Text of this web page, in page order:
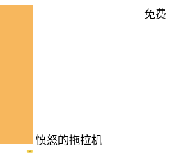
愤怒的拖拉机
免费